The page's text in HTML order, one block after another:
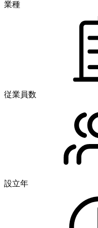
業種
従業員数
設立年